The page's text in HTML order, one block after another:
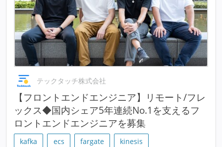
テックタッチ株式会社
【フロントエンドエンジニア】リモート/フレ
ックス◆国内シェア5年連続No.1を支えるフ
ロントエンドエンジニアを募集
kafka ecs fargate
kinesis